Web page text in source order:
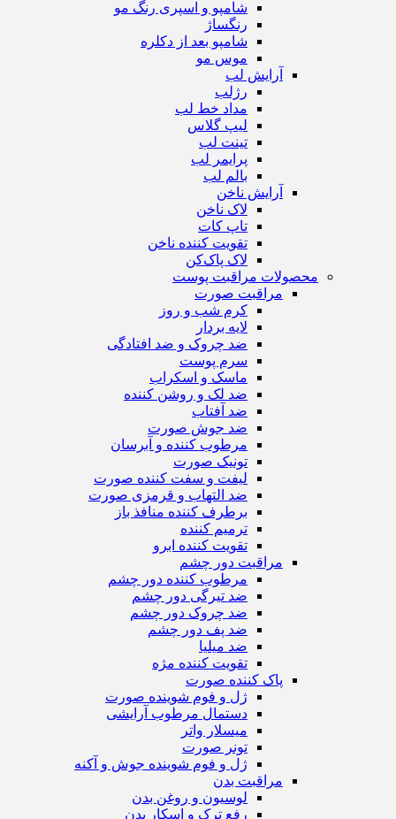
شامپو و اسپری رنگ مو
رنگساژ
شامپو بعد از دکلره
موس مو
آرایش لب
رژ‌لب
مداد خط لب
لیپ گلاس
تینت لب
پرایمر لب
بالم لب
آرایش ناخن
لاک ناخن
تاپ‌ کات
تقویت کننده ناخن
لاک پاک‌کن
محصولات مراقبت پوست
مراقبت صورت
کرم شب و روز
لایه بردار
ضد چروک و ضد افتادگی
سرم پوست
ماسک و اسکراب
ضد لک و روشن کننده
ضد آفتاب
ضد جوش صورت
مرطوب کننده و آبرسان
تونیک صورت
لیفت و سفت کننده صورت
ضد التهاب و قرمزی صورت
برطرف کننده منافذ باز
ترمیم کننده
تقویت کننده ابرو
مراقبت دور چشم
مرطوب کننده دور چشم
ضد تیرگی دور چشم
ضد چروک دور چشم
ضد پف دور چشم
ضد میلیا
تقویت کننده مژه
پاک کننده صورت
ژل و فوم شوینده صورت
دستمال مرطوب آرایشی
میسلار واتر
تونر صورت
ژل و فوم شوینده جوش و آکنه
مراقبت بدن
لوسیون و روغن بدن
رفع ترک و اسکار بدن